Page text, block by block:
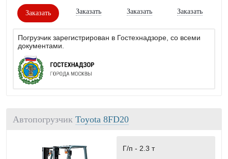
Заказать Заказать Заказать Заказать
Погрузчик зарегистрирован в Гостехнадзоре, со всеми
документами.
Автопогрузчик Toyota 8FD20
Г/п - 2.3 т